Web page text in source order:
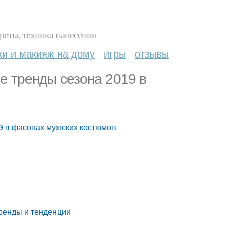
техника нанесения
и макияж на дому игры отзывы
тренды сезона 2019 в
в фасонах мужских костюмов
и тенденции